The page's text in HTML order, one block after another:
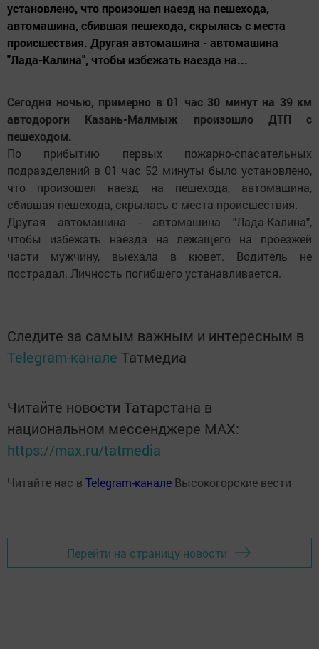
установлено, что произошел наезд на пешехода,
автомашина, сбившая пешехода, скрылась с места
происшествия. Другая автомашина - автомашина
"Лада-Калина", чтобы избежать наезда на...
Сегодня ночью, примерно в 01 час 30 минут на 39 км
автодороги Казань-Малмыж произошло ДТП с
пешеходом.
По прибытию первых пожарно-спасательных
подразделений в 01 час 52 минуты было установлено,
что произошел наезд на пешехода, автомашина,
сбившая пешехода, скрылась с места происшествия.
Другая автомашина - автомашина "Лада-Калина",
чтобы избежать наезда на лежащего на проезжей
части мужчину, выехала в кювет. Водитель не
пострадал. Личность погибшего устанавливается.
Следите за самым важным и интересным в
Telegram-канале Татмедиа
Читайте новости Татарстана в
национальном мессенджере MАХ:
https://max.ru/tatmedia
Читайте нас в Telegram-канале Высокогорские вести
Перейти на страницу новости